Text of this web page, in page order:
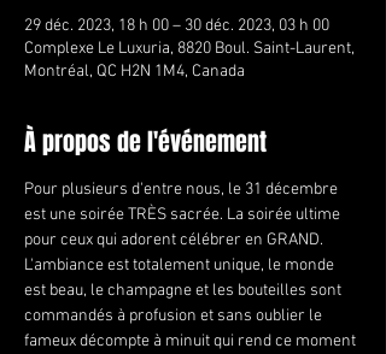
29 déc. 2023, 18 h 00 – 30 déc. 2023, 03 h 00
Complexe Le Luxuria, 8820 Boul. Saint-Laurent,
Montréal, QC H2N 1M4, Canada
À propos de l'événement
Pour plusieurs d'entre nous, le 31 décembre
est une soirée TRÈS sacrée. La soirée ultime
pour ceux qui adorent célébrer en GRAND.
L'ambiance est totalement unique, le monde
est beau, le champagne et les bouteilles sont
commandés à profusion et sans oublier le
fameux décompte à minuit qui rend ce moment